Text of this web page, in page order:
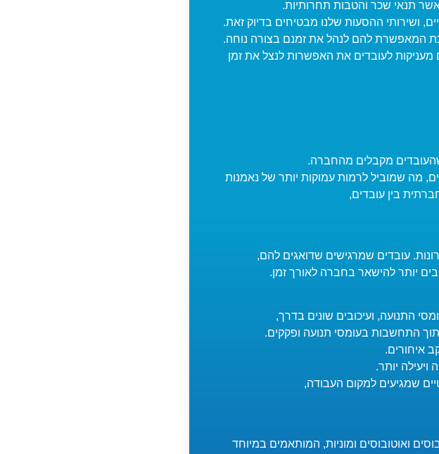
תנאי שכר והטבות תחרותיות.
ושירותי ההסעות שלנו מבטיחים בדיוק זאת.
המאפשרת להם לנהל את זמנם בצורה נוחה.
לעובדים את האפשרות לנצל את זמן
מקבלים מהחברה.
מה שמוביל לרמות עמוקות יותר של נאמנות
בין עובדים,
עובדים שמרגישים שדואגים להם,
יותר להישאר בחברה לאורך זמן.
התנועה, ועיכובים שונים בדרך,
התחשבות בעומסי תנועה ופקקים.
איחורים.
יותר.
שמגיעים למקום העבודה,
ואוטובוסים ומוניות, המותאמים במיוחד